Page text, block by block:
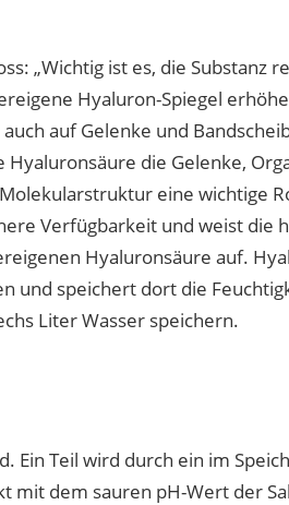
„Wichtig ist es, die Substanz
Hyaluron-Spiegel
auf Gelenke und
Hyaluronsäure die Gelenke,
eine wichtige
Verfügbarkeit und weist die
Hyaluronsäure auf.
und speichert dort die
Liter Wasser speichern.
Ein Teil wird durch ein im
mit dem sauren pH-Wert der